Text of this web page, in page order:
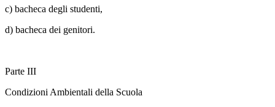
c) bacheca degli studenti,
d) bacheca dei genitori.
Parte III
Condizioni Ambientali della Scuola